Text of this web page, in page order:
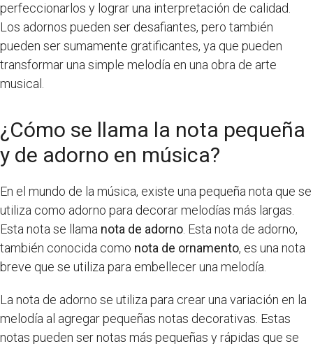
perfeccionarlos y lograr una interpretación de calidad.
Los adornos pueden ser desafiantes, pero también
pueden ser sumamente gratificantes, ya que pueden
transformar una simple melodía en una obra de arte
musical.
¿Cómo se llama la nota pequeña
y de adorno en música?
En el mundo de la música, existe una pequeña nota que se
utiliza como adorno para decorar melodías más largas.
Esta nota se llama nota de adorno. Esta nota de adorno,
también conocida como nota de ornamento, es una nota
breve que se utiliza para embellecer una melodía.
La nota de adorno se utiliza para crear una variación en la
melodía al agregar pequeñas notas decorativas. Estas
notas pueden ser notas más pequeñas y rápidas que se